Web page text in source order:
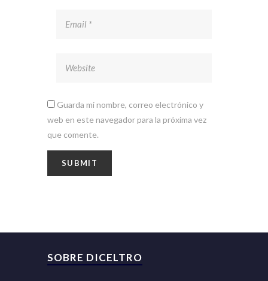
Guarda mi nombre, correo electrónico y
web en este navegador para la próxima vez
que comente.
SOBRE DICELTRO